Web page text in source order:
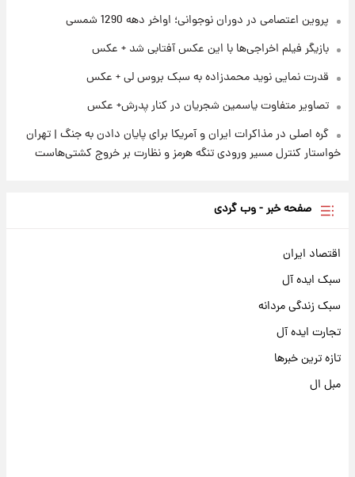
پروین اعتصامی در دوران نوجوانی؛ اواخر دهه 1290 شمسی
بازیگر فیلم اخراجی‌ها با این عکس آفتابی شد + عکس
قدرت نمایی نوید محمدزاده به سبک بروس لی + عکس
تصاویر متفاوت یاسمین شجریان در کنار پدرش+ عکس
گره اصلی در مذاکرات ایران و آمریکا برای پایان دادن به جنگ | تهران
خواستار کنترل مسیر ورودی تنگه هرمز و نظارت بر خروج کشتی‌هاست
صفحه خبر - وب گردی
اقتصاد ایران
سبک ایده آل
سبک زندگی مردانه
تجارت ایده آل
تازه ترین خبرها
مبل ال